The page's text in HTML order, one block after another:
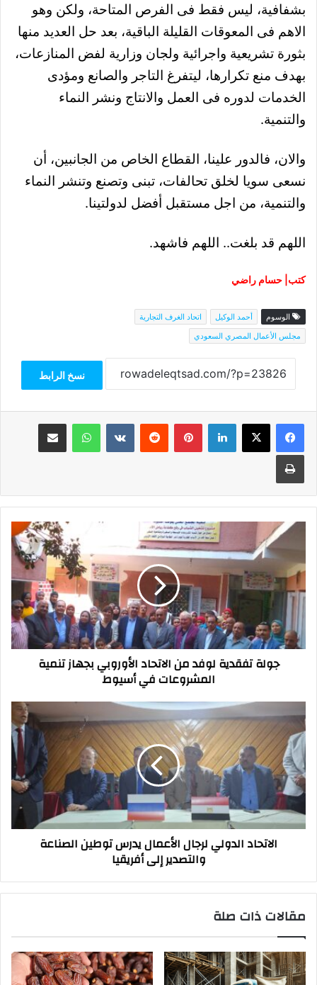
بشفافية، ليس فقط فى الفرص المتاحة، ولكن وهو
الاهم فى المعوقات القليلة الباقية، بعد حل العديد منها
بثورة تشريعية واجرائية ولجان وزارية لفض المنازعات،
بهدف منع تكرارها، ليتفرغ التاجر والصانع ومؤدى
الخدمات لدوره فى العمل والانتاج ونشر النماء
والتنمية.
والان، فالدور علينا، القطاع الخاص من الجانبين، أن
نسعى سويا لخلق تحالفات، تبنى وتصنع وتنشر النماء
والتنمية، من اجل مستقبل أفضل لدولتينا.
اللهم قد بلغت.. اللهم فاشهد.
كتب| حسام راضي
الوسوم أحمد الوكيل
اتحاد الغرف التجارية
مجلس الأعمال المصري السعودي
نسخ الرابط
فيسبوك‫X لينكدإن بينتيريست واتساب مشاركة عبر البريد
طباعة
جولة
من
الاتحاد
الأوروبي
بجهاز
تنمية
المشروعات
جولة تفقدية لوفد من الاتحاد الأوروبي بجهاز تنمية
المشروعات في أسيوط
الدولي
لرجال
الأعمال
يدرس
توطين
الصناعة
والتصدير
إلى
الاتحاد الدولي لرجال الأعمال يدرس توطين الصناعة
والتصدير إلى أفريقيا
مقالات ذات صلة